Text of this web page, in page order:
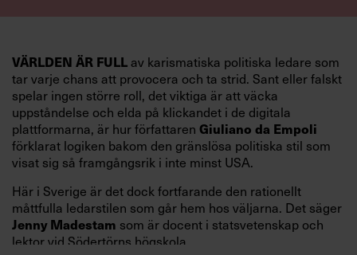
VÄRLDEN ÄR FULLav karismatiska politiska ledare som
tar varje chans att provocera och ta strid. Sant eller falskt
spelar ingen större roll, det viktiga är att väcka
uppståndelse och elda på klickandet i de digitala
plattformarna, är hur författaren Giuliano da Empoli
förklarat logiken bakom den gränslösa politiska stil som
visat sig så framgångsrik i inte minst USA.
Här i Sverige är det dock fortfarande den rationellt
måttfulla ledarstilen som går hem hos väljarna. Det säger
Jenny Madestam som är docent i statsvetenskap och
lektor vid Södertörns högskola.